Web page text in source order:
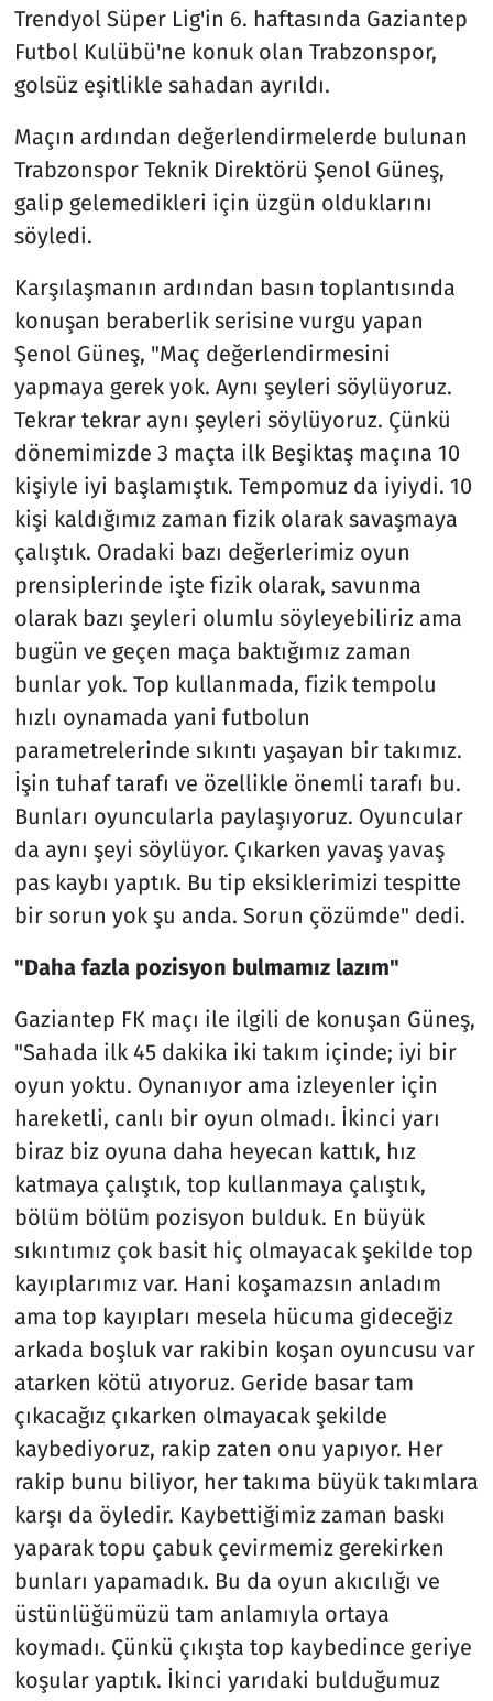
Trendyol Süper Lig'in 6. haftasında Gaziantep
Futbol Kulübü'ne konuk olan Trabzonspor,
golsüz eşitlikle sahadan ayrıldı.
Maçın ardından değerlendirmelerde bulunan
Trabzonspor Teknik Direktörü Şenol Güneş,
galip gelemedikleri için üzgün olduklarını
söyledi.
Karşılaşmanın ardından basın toplantısında
konuşan beraberlik serisine vurgu yapan
Şenol Güneş, "Maç değerlendirmesini
yapmaya gerek yok. Aynı şeyleri söylüyoruz.
Tekrar tekrar aynı şeyleri söylüyoruz. Çünkü
dönemimizde 3 maçta ilk Beşiktaş maçına 10
kişiyle iyi başlamıştık. Tempomuz da iyiydi. 10
kişi kaldığımız zaman fizik olarak savaşmaya
çalıştık. Oradaki bazı değerlerimiz oyun
prensiplerinde işte fizik olarak, savunma
olarak bazı şeyleri olumlu söyleyebiliriz ama
bugün ve geçen maça baktığımız zaman
bunlar yok. Top kullanmada, fizik tempolu
hızlı oynamada yani futbolun
parametrelerinde sıkıntı yaşayan bir takımız.
İşin tuhaf tarafı ve özellikle önemli tarafı bu.
Bunları oyuncularla paylaşıyoruz. Oyuncular
da aynı şeyi söylüyor. Çıkarken yavaş yavaş
pas kaybı yaptık. Bu tip eksiklerimizi tespitte
bir sorun yok şu anda. Sorun çözümde" dedi.
"Daha fazla pozisyon bulmamız lazım"
Gaziantep FK maçı ile ilgili de konuşan Güneş,
"Sahada ilk 45 dakika iki takım içinde; iyi bir
oyun yoktu. Oynanıyor ama izleyenler için
hareketli, canlı bir oyun olmadı. İkinci yarı
biraz biz oyuna daha heyecan kattık, hız
katmaya çalıştık, top kullanmaya çalıştık,
bölüm bölüm pozisyon bulduk. En büyük
sıkıntımız çok basit hiç olmayacak şekilde top
kayıplarımız var. Hani koşamazsın anladım
ama top kayıpları mesela hücuma gideceğiz
arkada boşluk var rakibin koşan oyuncusu var
atarken kötü atıyoruz. Geride basar tam
çıkacağız çıkarken olmayacak şekilde
kaybediyoruz, rakip zaten onu yapıyor. Her
rakip bunu biliyor, her takıma büyük takımlara
karşı da öyledir. Kaybettiğimiz zaman baskı
yaparak topu çabuk çevirmemiz gerekirken
bunları yapamadık. Bu da oyun akıcılığı ve
üstünlüğümüzü tam anlamıyla ortaya
koymadı. Çünkü çıkışta top kaybedince geriye
koşular yaptık. İkinci yarıdaki bulduğumuz
Spor
Televizyon